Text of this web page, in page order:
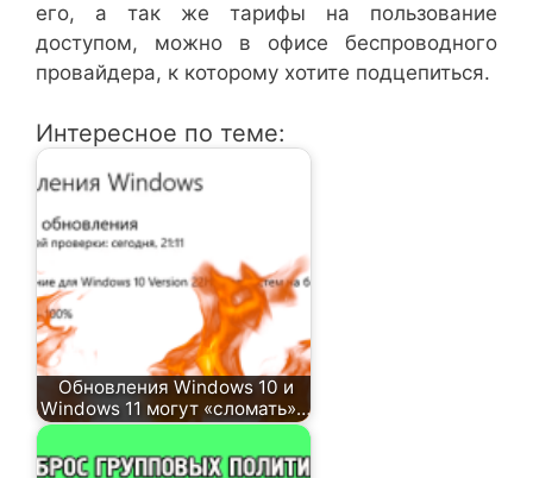
его, а так же тарифы на пользование
доступом, можно в офисе беспроводного
провайдера, к которому хотите подцепиться.
Интересное по теме:
Обновления Windows 10 и
Windows 11 могут «сломать»…